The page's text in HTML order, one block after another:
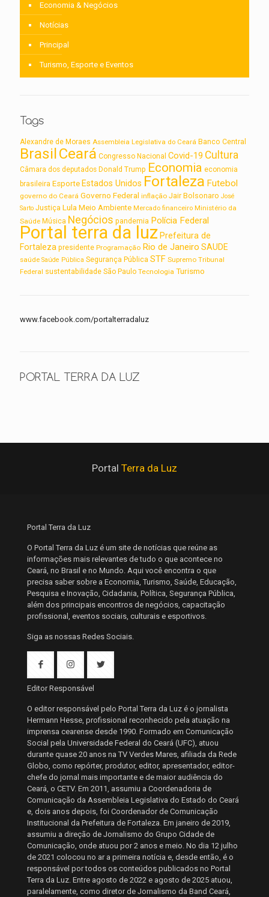
Economia & Negócios
Notícias
Principal
Turismo, Esporte e Eventos
Tags
Alexandre de Moraes Assembleia Legislativa do Ceará Banco Central
BrasilCeará Congresso Nacional Covid-19 Cultura
Câmara dos deputados Donald Trump Economia economia
brasileira Esporte Estados Unidos Fortaleza Futebol
governo do Ceará Governo Federal inflação Jair Bolsonaro José
Sarto Justiça Lula Meio Ambiente Mercado financeiro Ministério da
Saúde Música Negócios pandemia Polícia Federal
Portal terra da luz Prefeitura de
Fortaleza presidente Programação Rio de Janeiro SAUDE
saúde Saúde Pública Segurança Pública STF Supremo Tribunal
Federal sustentabilidade São Paulo Tecnologia Turismo
www.facebook.com/portalterradaluz
PORTAL TERRA DA LUZ
Portal Terra da Luz
Portal Terra da Luz
O Portal Terra da Luz é um site de notícias que reúne as
informações mais relevantes de tudo o que acontece no
Ceará, no Brasil e no Mundo. Aqui você encontra o que
precisa saber sobre a Economia, Turismo, Saúde, Educação,
Pesquisa e Inovação, Cidadania, Política, Segurança Pública,
além dos principais encontros de negócios, capacitação
profissional, eventos sociais, culturais e esportivos.
Siga as nossas Redes Sociais.
Editor Responsável
O editor responsável pelo Portal Terra da Luz é o jornalista
Hermann Hesse, profissional reconhecido pela atuação na
imprensa cearense desde 1990. Formado em Comunicação
Social pela Universidade Federal do Ceará (UFC), atuou
durante quase 20 anos na TV Verdes Mares, afiliada da Rede
Globo, como repórter, produtor, editor, apresentador, editor-
chefe do jornal mais importante e de maior audiência do
Ceará, o CETV. Em 2011, assumiu a Coordenadoria de
Comunicação da Assembleia Legislativa do Estado do Ceará
e, dois anos depois, foi Coordenador de Comunicação
Institucional da Prefeitura de Fortaleza. Em janeiro de 2019,
assumiu a direção de Jornalismo do Grupo Cidade de
Comunicação, onde atuou por 2 anos e meio. No dia 12 julho
de 2021 colocou no ar a primeira notícia e, desde então, é o
responsável por todos os conteúdos publicados no Portal
Terra da Luz. Entre agosto de 2022 e agosto de 2025 atuou,
paralelamente, como diretor de Jornalismo da Band Ceará,